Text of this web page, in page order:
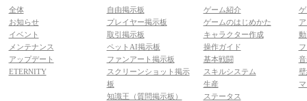
全体
お知らせ
イベント
メンテナンス
アップデート
ETERNITY
自由掲示板
プレイヤー掲示板
取引掲示板
ペットAI掲示板
ファンアート掲示板
スクリーンショット掲示
板
知識王（質問掲示板）
ゲーム紹介
ゲームのはじめかた
キャラクター作成
操作ガイド
基本戦闘
スキルシステム
生産
ステータス